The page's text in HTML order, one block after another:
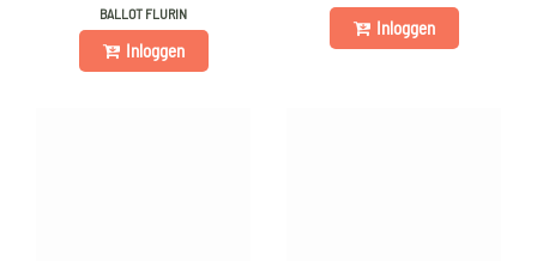
BALLOT FLURIN
Inloggen
Inloggen